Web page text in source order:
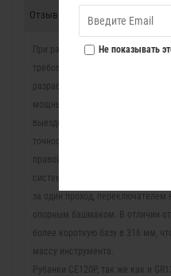
Не показывать
Отзывы (0)
При разработке рубанка особо
требования для
разработан для обработки
мощный двигатель и подходит
выезде. Машина удобна, хорошо
точность и комфорт. Одинаково
правой рукой. Как и GR120P,
системами, уникальной
за один проход,
опорным башмаком. В отличии от
более короткую базу в 316 мм,
массу инструмента.
Рубанки CE120P, так же как и